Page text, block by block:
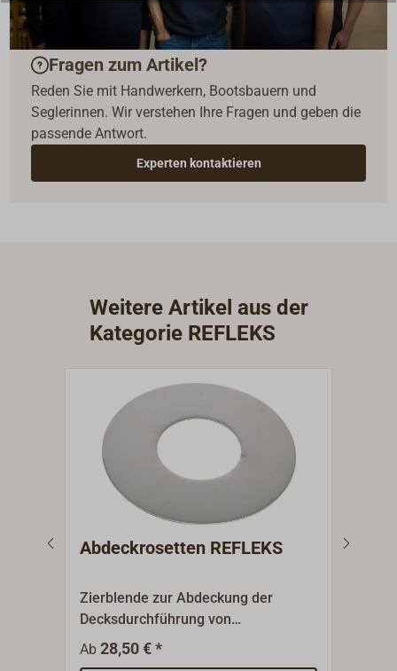
Fragen zum Artikel?
Reden Sie mit Handwerkern, Bootsbauern und
Seglerinnen. Wir verstehen Ihre Fragen und geben die
passende Antwort.
Experten kontaktieren
Weitere Artikel aus der
Kategorie REFLEKS
Abdeckrosetten REFLEKS
Zierblende zur Abdeckung der
Decksdurchführung von
unten.Kleine, runde Platte aus
poliertem Edelstahl.
Ab28,50 € *